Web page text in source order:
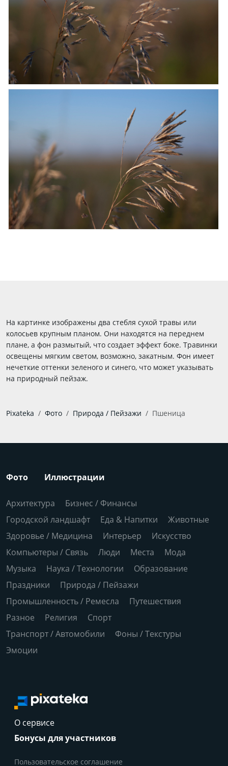
На картинке изображены два стебля сухой травы или
колосьев крупным планом. Они находятся на переднем
плане, а фон размытый, что создает эффект боке. Травинки
освещены мягким светом, возможно, закатным. Фон имеет
нечеткие оттенки зеленого и синего, что может указывать
на природный пейзаж.
Pixateka Фото Природа / Пейзажи Пшеница
Фото Иллюстрации
Архитектура
Бизнес / Финансы
Городской ландшафт
Еда & Напитки
Животные
Здоровье / Медицина
Интерьер
Искусство
Компьютеры / Связь
Люди Места
Мода
Музыка
Наука / Технологии
Образование
Праздники
Природа / Пейзажи
Промышленность / Ремесла
Путешествия
Разное
Религия
Спорт
Транспорт / Автомобили
Фоны / Текстуры
Эмоции
О сервисе
Бонусы для участников
Пользовательское соглашение